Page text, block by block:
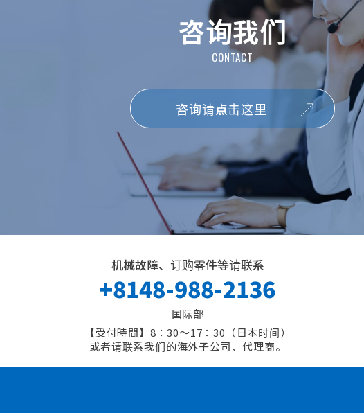
咨询我们
咨询请点击这里
机械故障、订购零件等请联系
+8148-988-2136
国际部
8：30～17：30（日本时间）
或者请联系我们的海外子公司、代理商。